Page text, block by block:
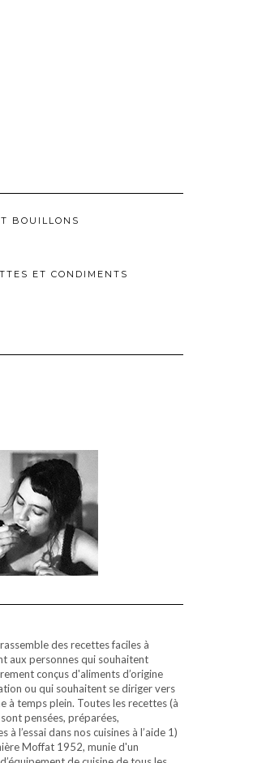
BOUILLONS
ET CONDIMENTS
des recettes faciles à
aux personnes qui souhaitent
conçus d'aliments d’origine
ou qui souhaitent se diriger vers
à temps plein. Toutes les recettes (à
pensées, préparées,
l’essai dans nos cuisines à l’aide 1)
Moffat 1952, munie d'un